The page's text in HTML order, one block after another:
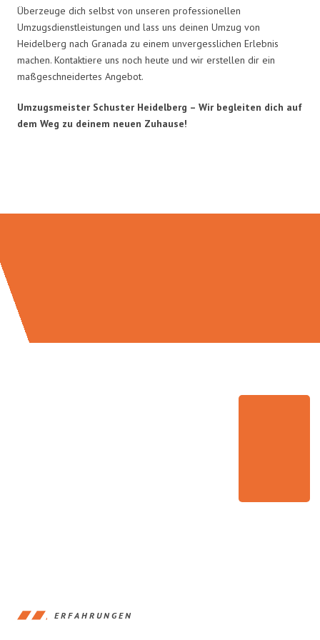
Überzeuge dich selbst von unseren professionellen
Umzugsdienstleistungen und lass uns deinen Umzug von
Heidelberg nach Granada zu einem unvergesslichen Erlebnis
machen. Kontaktiere uns noch heute und wir erstellen dir ein
maßgeschneidertes Angebot.
Umzugsmeister Schuster Heidelberg – Wir begleiten dich auf
dem Weg zu deinem neuen Zuhause!
ERFAHRUNGEN